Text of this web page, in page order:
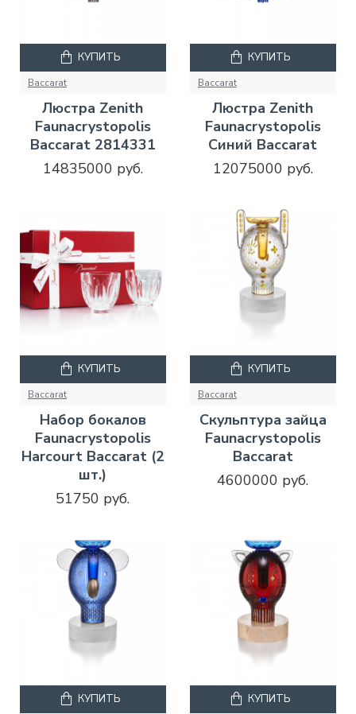
Baccarat
Люстра Zenith
Faunacrystopolis
Baccarat 2814331
14835000 руб.
КУПИТЬ
Baccarat
Люстра Zenith
Faunacrystopolis
Синий Baccarat
12075000 руб.
КУПИТЬ
Baccarat
Набор бокалов
Faunacrystopolis
Harcourt Baccarat (2
шт.)
51750 руб.
КУПИТЬ
Baccarat
Скульптура зайца
Faunacrystopolis
Baccarat
4600000 руб.
КУПИТЬ
КУПИТЬ КУПИТЬ